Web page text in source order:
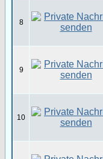
8
9
10